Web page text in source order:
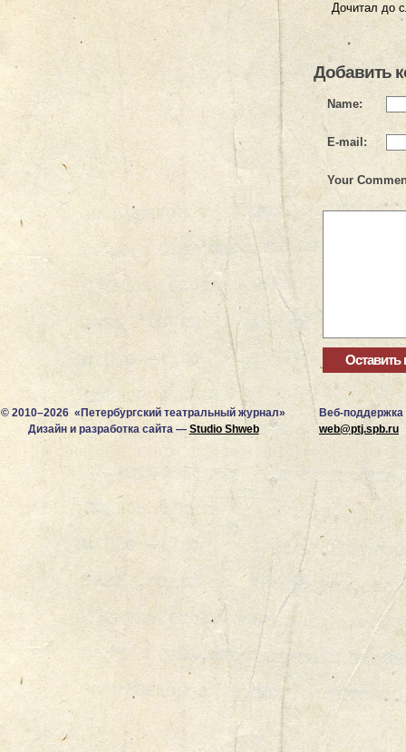
Дочитал до
Добавить
Name:
E-mail:
Your
© 2010–2026 «Петербургский театральный журнал»
Дизайн и разработка сайта — Studio Shweb
Веб-поддержка
web@ptj.spb.ru